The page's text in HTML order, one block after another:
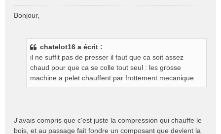
s
Bonjour,
chatelot16 a écrit :
il ne suffit pas de presser il faut que ca soit assez
chaud pour que ca se colle tout seul : les grosse
machine a pelet chauffent par frottement mecanique
J'avais compris que c'est juste la compression qui chauffe le
bois, et au passage fait fondre un composant que devient la